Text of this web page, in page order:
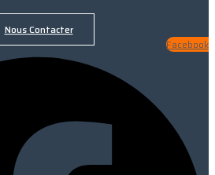
Nous Contacter
Facebook